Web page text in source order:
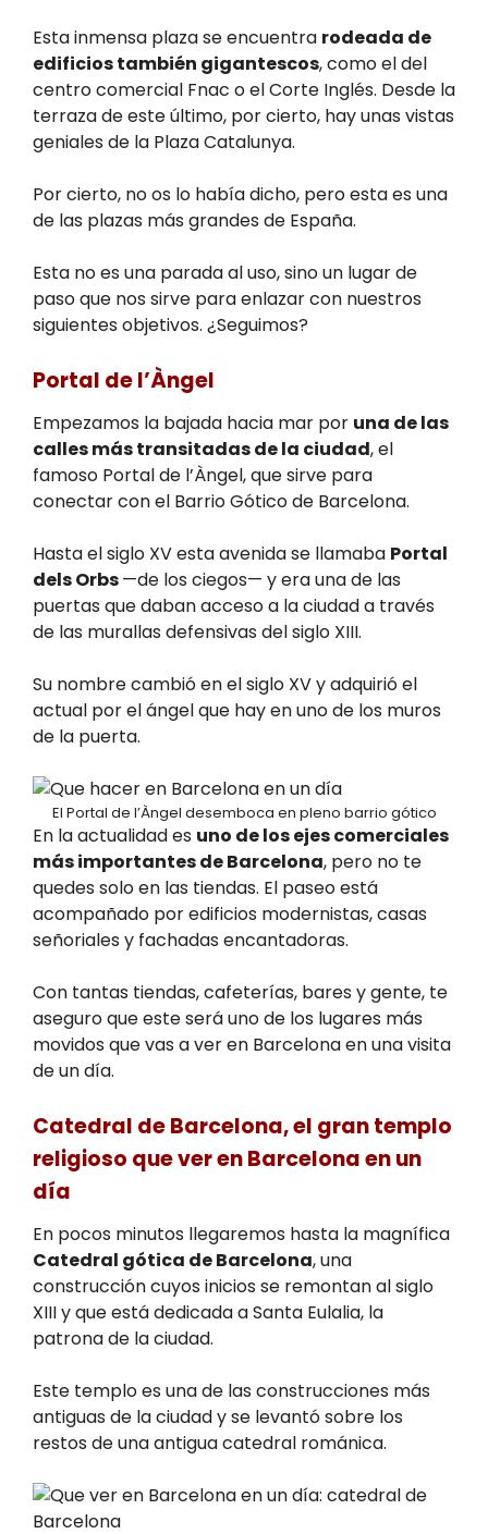
Esta inmensa plaza se encuentra rodeada de
edificios también gigantescos, como el del
centro comercial Fnac o el Corte Inglés. Desde la
terraza de este último, por cierto, hay unas vistas
geniales de la Plaza Catalunya.
Por cierto, no os lo había dicho, pero esta es una
de las plazas más grandes de España.
Esta no es una parada al uso, sino un lugar de
paso que nos sirve para enlazar con nuestros
siguientes objetivos. ¿Seguimos?
Portal de l’Àngel
Empezamos la bajada hacia mar por una de las
calles más transitadas de la ciudad, el
famoso Portal de l’Àngel, que sirve para
conectar con el Barrio Gótico de Barcelona.
Hasta el siglo XV esta avenida se llamaba Portal
dels Orbs—de los ciegos— y era una de las
puertas que daban acceso a la ciudad a través
de las murallas defensivas del siglo XIII.
Su nombre cambió en el siglo XV y adquirió el
actual por el ángel que hay en uno de los muros
de la puerta.
El Portal de l’Àngel desemboca en pleno barrio gótico
En la actualidad es uno de los ejes comerciales
más importantes de Barcelona, pero no te
quedes solo en las tiendas. El paseo está
acompañado por edificios modernistas, casas
señoriales y fachadas encantadoras.
Con tantas tiendas, cafeterías, bares y gente, te
aseguro que este será uno de los lugares más
movidos que vas a ver en Barcelona en una visita
de un día.
Catedral de Barcelona, el gran templo
religioso que ver en Barcelona en un
día
En pocos minutos llegaremos hasta la magnífica
Catedral gótica de Barcelona, una
construcción cuyos inicios se remontan al siglo
XIII y que está dedicada a Santa Eulalia, la
patrona de la ciudad.
Este templo es una de las construcciones más
antiguas de la ciudad y se levantó sobre los
restos de una antigua catedral románica.